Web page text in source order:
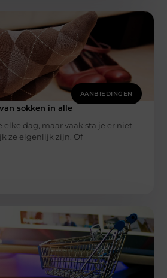
AANBIEDINGEN
sokken in alle
elke dag, maar vaak sta je er niet
ze eigenlijk zijn. Of